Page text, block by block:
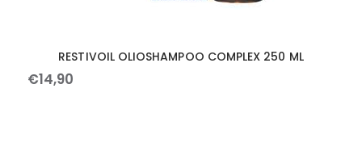
RESTIVOIL OLIOSHAMPOO COMPLEX 250 ML
€14,90